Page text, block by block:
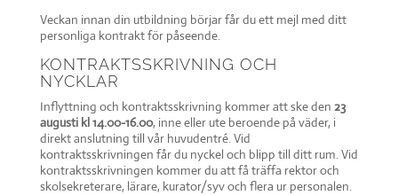
Veckan innan din utbildning börjar får du ett mejl med ditt
personliga kontrakt för påseende.
KONTRAKTSSKRIVNING OCH
NYCKLAR
Inflyttning och kontraktsskrivning kommer att ske den 23
augusti kl 14.00-16.00, inne eller ute beroende på väder, i
direkt anslutning till vår huvudentré. Vid
kontraktsskrivningen får du nyckel och blipp till ditt rum. Vid
kontraktsskrivningen kommer du att få träffa rektor och
skolsekreterare, lärare, kurator/syv och flera ur personalen.